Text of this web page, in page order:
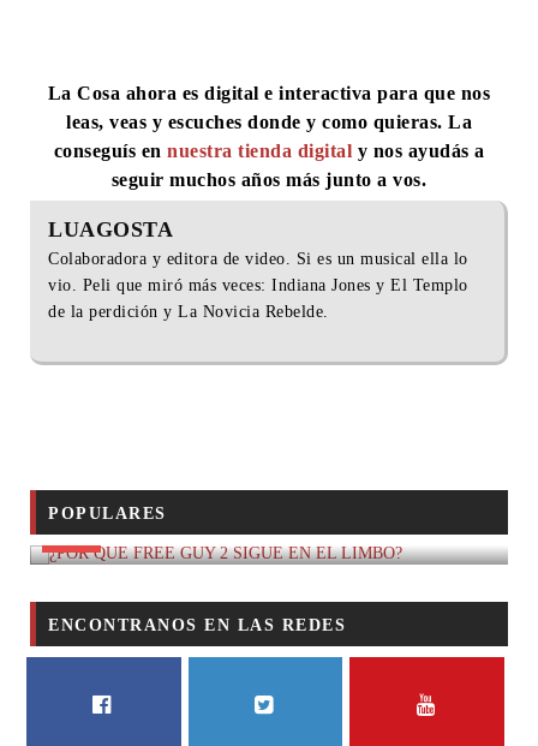
La Cosa ahora es digital e interactiva para que nos
leas, veas y escuches donde y como quieras. La
conseguís en nuestra tienda digital y nos ayudás a
seguir muchos años más junto a vos.
LUAGOSTA
Colaboradora y editora de video. Si es un musical ella lo
vio. Peli que miró más veces: Indiana Jones y El Templo
de la perdición y La Novicia Rebelde.
POPULARES
CINE
ENCONTRANOS EN LAS REDES